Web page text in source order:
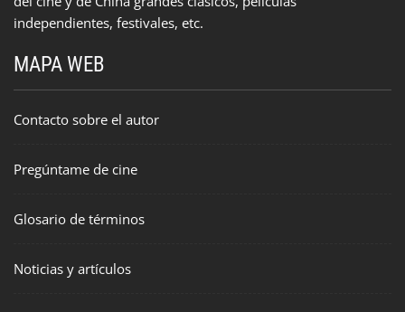
independientes, festivales, etc.
MAPA WEB
Contacto sobre el autor
Pregúntame de cine
Glosario de términos
Noticias y artículos